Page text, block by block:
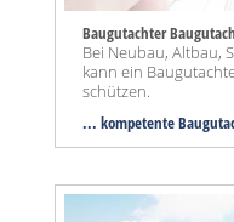
Baugutachter
Bei Neubau, Altbau,
kann ein
schützen.
... kompetente